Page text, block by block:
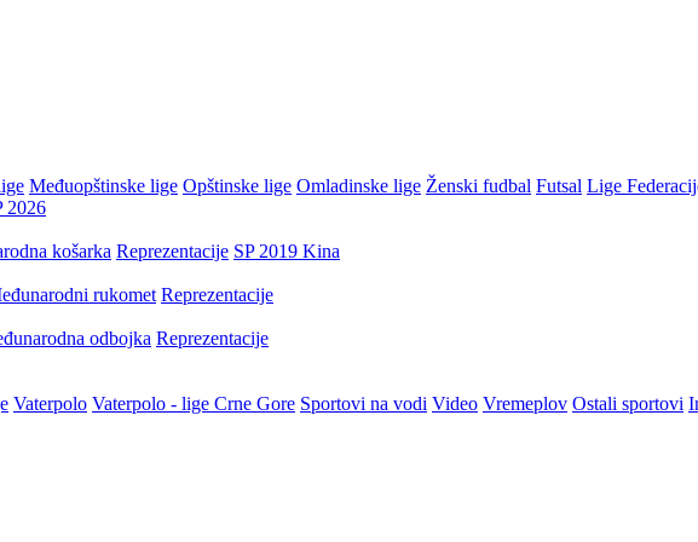
Međuopštinske lige Opštinske lige Omladinske lige Ženski fudbal Futsal Lige
2026
košarka Reprezentacije SP 2019 Kina
rukomet Reprezentacije
odbojka Reprezentacije
Vaterpolo Vaterpolo - lige Crne Gore Sportovi na vodi Video Vremeplov Ostali sportovi